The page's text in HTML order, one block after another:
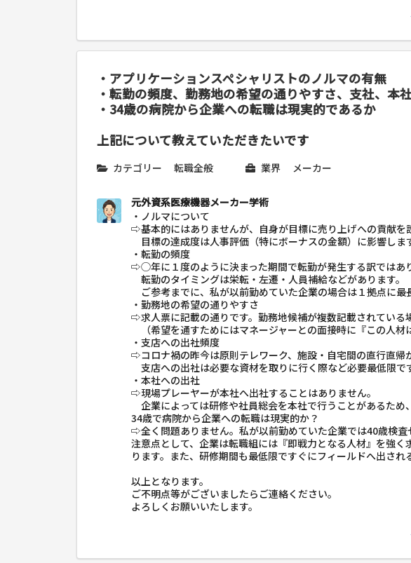
・アプリケーションスペシャリストのノルマの有無
・転勤の頻度、勤務地の希望の通りやすさ、支社、本
・34歳の病院から企業への転職は現実的であるか
上記について教えていただきたいです
カテゴリー 転職全般 業界 メーカー
元外資系医療機器メーカー学術
・ノルマについて
⇨基本的にはありませんが、自身が目標に売り上げへの貢献を
目標の達成度は人事評価（特にボーナスの金額）に影響しま
・転勤の頻度
⇨◯年に１度のように決まった期間で転勤が発生する訳ではあ
転勤のタイミングは栄転・左遷・人員補給などがあります。
ご参考までに、私が以前勤めていた企業の場合は１拠点に最
・勤務地の希望の通りやすさ
⇨求人票に記載の通りです。勤務地候補が複数記載されている
（希望を通すためにはマネージャーとの面接時に『この人材
・支店への出社頻度
⇨コロナ禍の昨今は原則テレワーク、施設・自宅間の直行直帰
支店への出社は必要な資材を取りに行く際など必要最低限で
・本社への出社
⇨現場プレーヤーが本社へ出社することはありません。
企業によっては研修や社員総会を本社で行うことがあるため
34歳で病院から企業への転職は現実的か？
⇨全く問題ありません。私が以前勤めていた企業では40歳検査
注意点として、企業は転職組には『即戦力となる人材』を強
ります。また、研修期間も最低限ですぐにフィールドへ出され
以上となります。
ご不明点等がございましたらご連絡ください。
よろしくお願いいたします。